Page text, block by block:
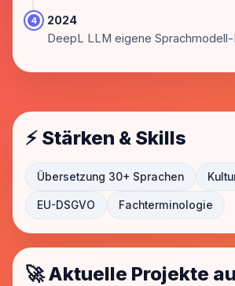
4
2024
DeepL LLM eigene Sprachmodell-
⚡ Stärken & Skills
Übersetzung 30+ Sprachen
EU-DSGVO Fachterminologie
🚀 Aktuelle Projekte